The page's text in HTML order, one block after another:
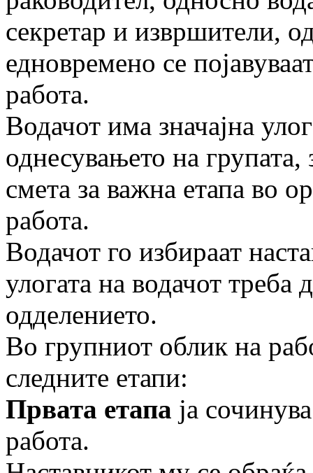
секретар и извршители,
едновремено се
работа.
Водачот има значајна
однесувањето на гру­па­та,
смета за важна етапа во
работа.
Водачот го избираат
улогата на водачот треба
одделението.
Во групниот облик на
следните етапи:
Првата етапа ја
работа.